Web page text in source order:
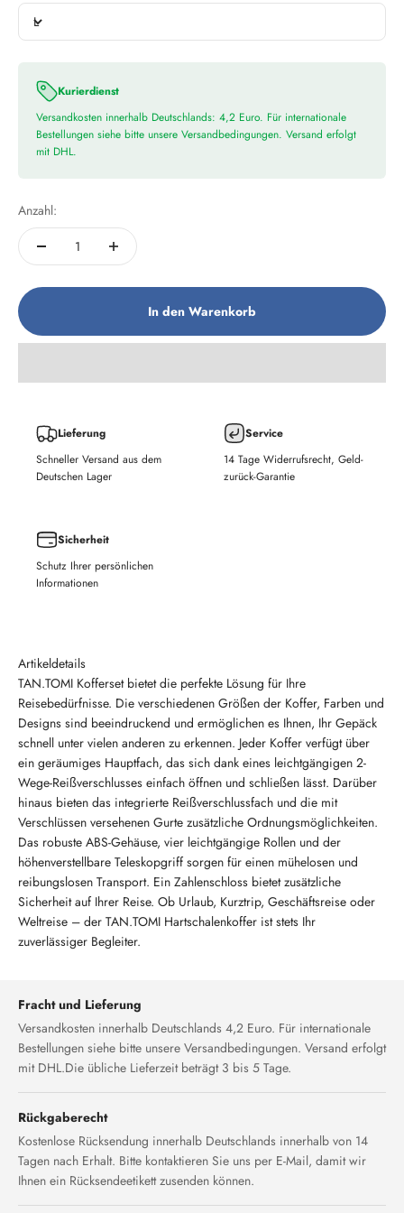
L
Kurierdienst
Versandkosten innerhalb Deutschlands: 4,2 Euro. Für internationale
Bestellungen siehe bitte unsere Versandbedingungen. Versand erfolgt
mit DHL.
Anzahl:
In den Warenkorb
Lieferung
Schneller Versand aus dem
Deutschen Lager
Service
14 Tage Widerrufsrecht, Geld-
zurück-Garantie
Sicherheit
Schutz Ihrer persönlichen
Informationen
Artikeldetails
TAN.TOMI Kofferset bietet die perfekte Lösung für Ihre
Reisebedürfnisse. Die verschiedenen Größen der Koffer, Farben und
Designs sind beeindruckend und ermöglichen es Ihnen, Ihr Gepäck
schnell unter vielen anderen zu erkennen. Jeder Koffer verfügt über
ein geräumiges Hauptfach, das sich dank eines leichtgängigen 2-
Wege-Reißverschlusses einfach öffnen und schließen lässt. Darüber
hinaus bieten das integrierte Reißverschlussfach und die mit
Verschlüssen versehenen Gurte zusätzliche Ordnungsmöglichkeiten.
Das robuste ABS-Gehäuse, vier leichtgängige Rollen und der
höhenverstellbare Teleskopgriff sorgen für einen mühelosen und
reibungslosen Transport. Ein Zahlenschloss bietet zusätzliche
Sicherheit auf Ihrer Reise. Ob Urlaub, Kurztrip, Geschäftsreise oder
Weltreise – der TAN.TOMI Hartschalenkoffer ist stets Ihr
zuverlässiger Begleiter.
Fracht und Lieferung
Versandkosten innerhalb Deutschlands 4,2 Euro. Für internationale
Bestellungen siehe bitte unsere Versandbedingungen. Versand erfolgt
mit DHL.Die übliche Lieferzeit beträgt 3 bis 5 Tage.
Rückgaberecht
Kostenlose Rücksendung innerhalb Deutschlands innerhalb von 14
Tagen nach Erhalt. Bitte kontaktieren Sie uns per E-Mail, damit wir
Ihnen ein Rücksendeetikett zusenden können.